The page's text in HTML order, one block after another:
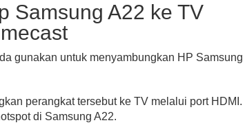
Samsung A22 ke TV
gunakan untuk menyambungkan HP Samsung
perangkat tersebut ke TV melalui port HDMI.
di Samsung A22.